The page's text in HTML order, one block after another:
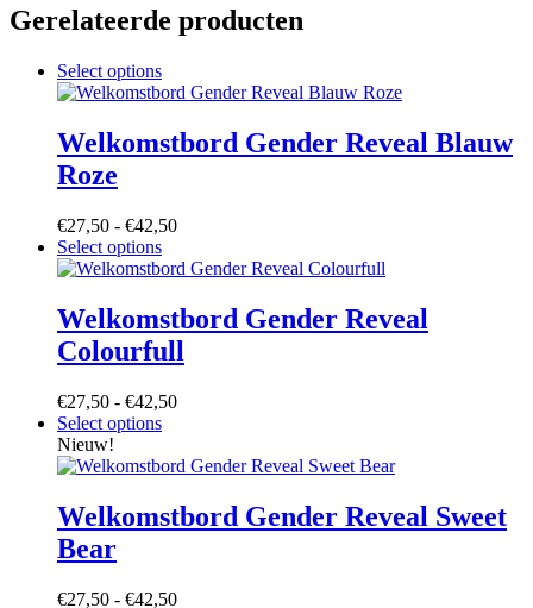
Gerelateerde producten
Select optionsDit
product
meerdere
variaties.
kan
gekozen
worden
op
productpagina
Welkomstbord Gender Reveal Blauw
Roze
€27,50 - €42,50Prijsklasse:
tot
Select optionsDit
product
meerdere
variaties.
Deze
kan
gekozen
worden
op
de
productpagina
Welkomstbord Gender Reveal
Colourfull
€27,50 - €42,50Prijsklasse:
€42,50
Select optionsDit
heeft
variaties.
Deze
gekozen
Nieuw!
Welkomstbord Gender Reveal Sweet
Bear
€27,50 - €42,50Prijsklasse: